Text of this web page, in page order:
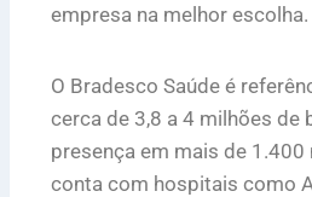
empresa na melhor escolha.
O Bradesco Saúde é
cerca de 3,8 a 4 milhões de
presença em mais de
conta com hospitais como